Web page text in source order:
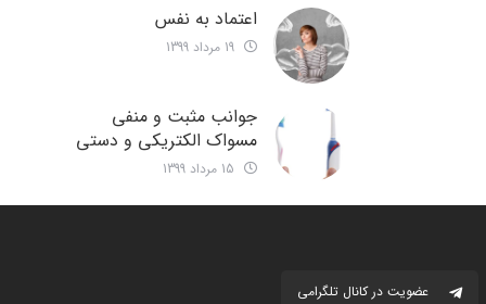
اعتماد به نفس
جوانب مثبت و منفی
مسواک الکتریکی و دستی
عضویت در کانال تلگرامی